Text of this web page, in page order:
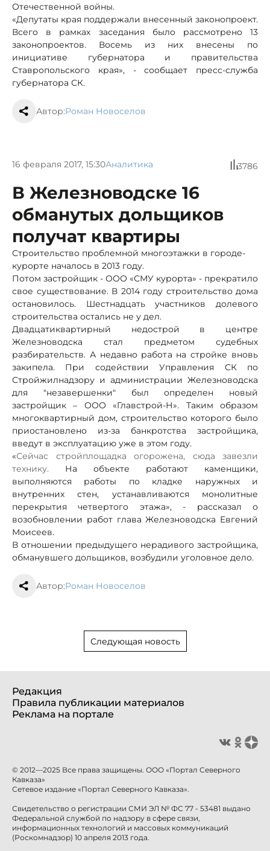
Отечественной войны.
«Депутаты края поддержали внесенный законопроект.
Всего в рамках заседания было рассмотрено 13
законопроектов. Восемь из них внесены по
инициативе губернатора и правительства
Ставропольского края», - сообщает пресс-служба
губернатора СК.
Автор:Роман Новоселов
16 февраля 2017, 15:30Аналитика 3786
В Железноводске 16
обманутых дольщиков
получат квартиры
Строительство проблемной многоэтажки в городе-
курорте началось в 2013 году.
Потом застройщик - ООО «СМУ курорта» - прекратило
свое существование. В 2014 году строительство дома
остановилось. Шестнадцать участников долевого
строительства остались не у дел.
Двадцатиквартирный недострой в центре
Железноводска стал предметом судебных
разбирательств. А недавно работа на стройке вновь
закипела. При содействии Управления СК по
Стройжилнадзору и администрации Железноводска
для "незавершенки" был определен новый
застройщик – ООО «Главстрой-Н». Таким образом
многоквартирный дом, строительство которого было
приостановлено из-за банкротства застройщика,
введут в эксплуатацию уже в этом году.
«Сейчас стройплощадка огорожена, сюда завезли
технику. На объекте работают каменщики,
выполняются работы по кладке наружных и
внутренних стен, устанавливаются монолитные
перекрытия четвертого этажа», - рассказал о
возобновлении работ глава Железноводска Евгений
Моисеев.
В отношении предыдущего нерадивого застройщика,
обманувшего дольщиков, возбудили уголовное дело.
Автор:Роман Новоселов
Следующая новость
Редакция
Правила публикации материалов
Реклама на портале
© 2012—2025 Все права защищены. ООО «Портал Северного
Кавказа»
Сетевое издание «Портал Северного Кавказа».
Свидетельство о регистрации СМИ ЭЛ № ФС 77 - 53481 выдано
Федеральной службой по надзору в сфере связи,
информационных технологий и массовых коммуникаций
(Роскомнадзор) 10 апреля 2013 года.